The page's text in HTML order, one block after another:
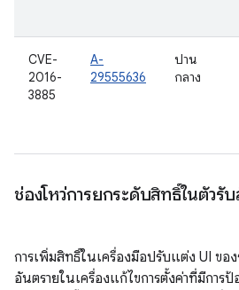
CVE-
2016-
3885
A-
29555636
ปาน
กลาง
ช่องโหว่การยกระดับสิทธิ์ในตัว
การเพิ่มสิทธิ์ในเครื่องมือปรับแต่ง UI ขอ
อันตรายในเครื่องแก้ไขการตั้งค่าที่มีกา